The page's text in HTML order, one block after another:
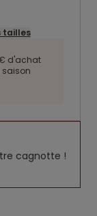
tailles
d'achat
saison
cagnotte !